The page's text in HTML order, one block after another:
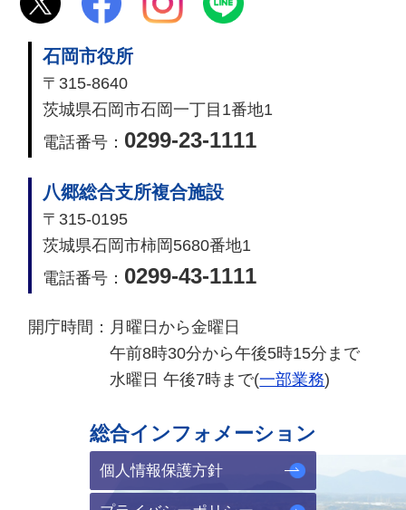
石岡市役所
〒315-8640
茨城県石岡市石岡一丁目1番地1
電話番号： 0299-23-1111
八郷総合支所複合施設
〒315-0195
茨城県石岡市柿岡5680番地1
電話番号： 0299-43-1111
開庁時間： 月曜日から金曜日
午前8時30分から午後5時15分まで
水曜日 午後7時まで(一部業務)
総合インフォメーション
個人情報保護方針